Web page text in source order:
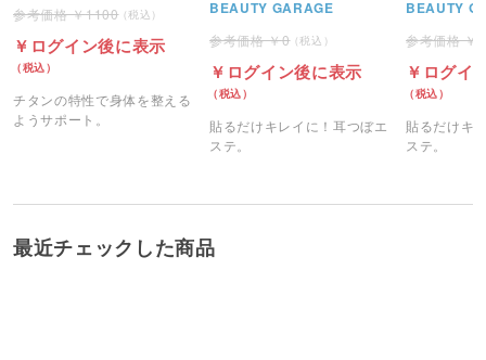
1100
ログイン後に表示
チタンの特性で身体を整える
ようサポート。
BEAUTY GARAGE
0
ログイン後に表示
貼るだけキレイに！耳つぼエ
ステ。
BEAUTY
ログイ
貼るだけキ
ステ。
最近チェックした商品